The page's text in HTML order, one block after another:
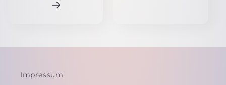
Impressum